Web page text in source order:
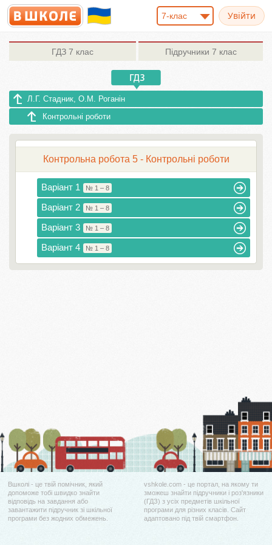
7-клас
ГДЗ 7 клас Підручники 7 клас
Л.Г. Стадник, О.М. Роганін
Контрольні роботи
Контрольна робота 5 - Контрольні роботи
Варіант 1 № 1 – 8
Варіант 2 № 1 – 8
Варіант 3 № 1 – 8
Варіант 4 № 1 – 8
Вшколі - це твій помічник, який
допоможе тобі швидко знайти
відповідь на завдання або
завантажити підручник зі шкільної
програми без жодних обмежень.
vshkole.com - це портал, на якому ти
зможеш знайти підручники і роз'язники
(ГДЗ) з усіх предметів шкільної
програми для різних класів. Сайт
адаптовано під твій смартфон.